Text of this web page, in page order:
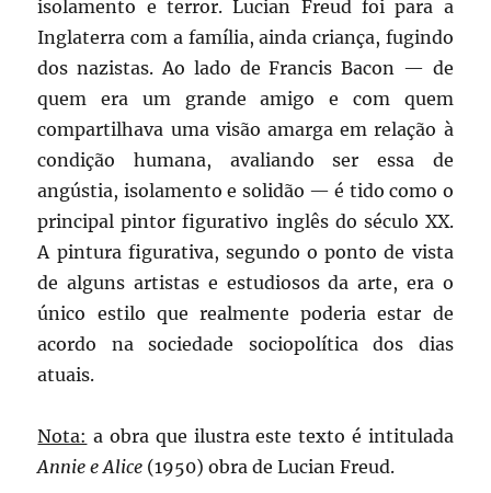
isolamento e terror. Lucian Freud foi para a
Inglaterra com a família, ainda criança, fugindo
dos nazistas. Ao lado de Francis Bacon — de
quem era um grande amigo e com quem
compartilhava uma visão amarga em relação à
condição humana, avaliando ser essa de
angústia, isolamento e solidão — é tido como o
principal pintor figurativo inglês do século XX.
A pintura figurativa, segundo o ponto de vista
de alguns artistas e estudiosos da arte, era o
único estilo que realmente poderia estar de
acordo na sociedade sociopolítica dos dias
atuais.
Nota: a obra que ilustra este texto é intitulada
Annie e Alice (1950) obra de Lucian Freud.